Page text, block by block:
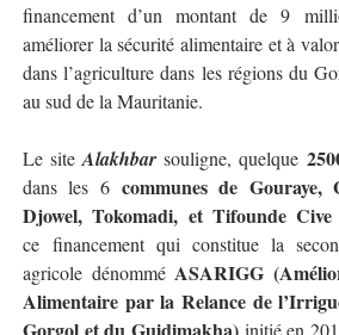
financement d’un montant de 9
améliorer la sécurité alimentaire et à
dans l’agriculture dans les régions du
au sud de la Mauritanie.
Le site Alakhbarsouligne, quelque
dans les 6communes de Gouraye,
Djowel, Tokomadi, et Tifounde
ce financementqui constitue la
agricole dénommé ASARIGG
Alimentaire par la Relance de
initié en